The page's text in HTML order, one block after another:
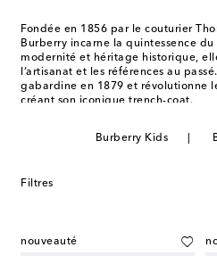
Fondée en 1856 par le couturier
Burberry incarne la quintessence
modernité et héritage historique,
l’artisanat et les références au
gabardine en 1879 et révolutionne
créant son iconique trench-coat.
son influence, la tradition
Burberry Kids
Filtres
nouveauté